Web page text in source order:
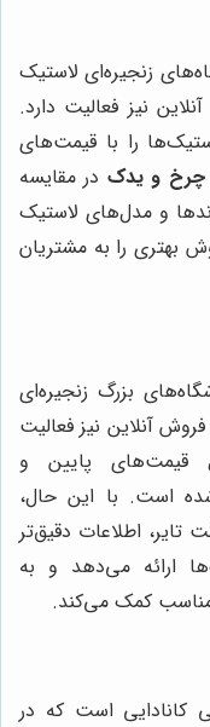
زنجیره‌ای لاستیک
نیز فعالیت دارد.
را با قیمت‌های
چرخ و یدک در مقایسه
و مدل‌های لاستیک
بهتری را به مشتریان
بزرگ زنجیره‌ای
آنلاین نیز فعالیت
قیمت‌های پایین و
است. با این حال،
تایر، اطلاعات دقیق‌تر
ارائه می‌دهد و به
کمک می‌کند.
کانادایی است که در